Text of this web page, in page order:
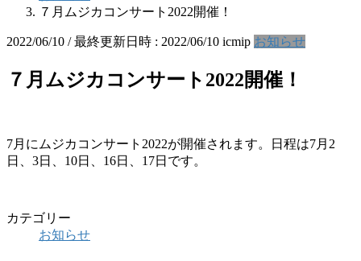
７月ムジカコンサート2022開催！
2022/06/10 / 最終更新日時 : 2022/06/10 icmip お知らせ
７月ムジカコンサート2022開催！
7月にムジカコンサート2022が開催されます。日程は7月2
日、3日、10日、16日、17日です。
カテゴリー
お知らせ